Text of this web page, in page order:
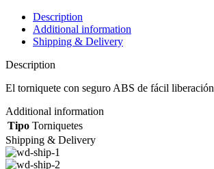
Description
Additional information
Shipping & Delivery
Description
El torniquete con seguro ABS de fácil liberación
Additional information
Tipo Torniquetes
Shipping & Delivery